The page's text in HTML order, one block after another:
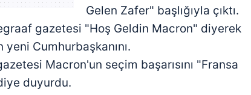
Gelen Zafer" başlığıyla çıktı.
gazetesi "Hoş Geldin Macron" diyerek
yeni Cumhurbaşkanını.
Macron'un seçim başarısını "Fransa
duyurdu.